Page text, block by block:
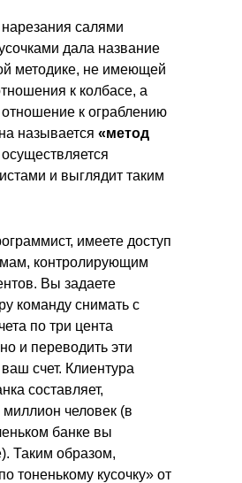
салями
дала название
методике, не имеющей
к колбасе, а
к ограблению
называется «метод
осуществляется
и выглядит таким
имеете доступ
контролирующим
Вы задаете
команду снимать с
по три цента
и переводить эти
счет. Клиентура
составляет,
миллион человек (в
банке вы
Таким образом,
тоненькому кусочку» от